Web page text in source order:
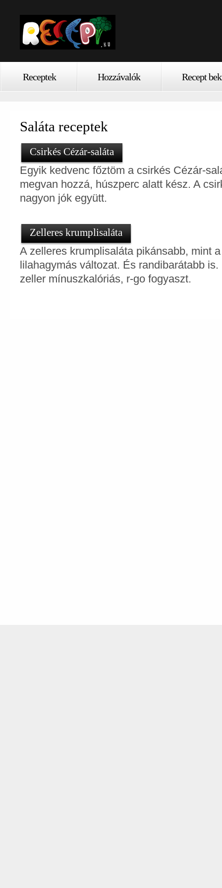
Receptek Hozzávalók Recept
Saláta receptek
Csirkés Cézár-saláta
Egyik kedvenc főztöm a csirkés Cézár-
megvan hozzá, húszperc alatt kész. A
nagyon jók együtt.
Zelleres krumplisaláta
A zelleres krumplisaláta pikánsabb, mint
lilahagymás változat. És randibarátabb
zeller mínuszkalóriás, r-go fogyaszt.